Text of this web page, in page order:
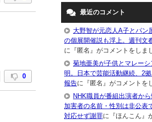
0
最近のコメント
大野智が元恋人A子とパン
の個展開催説も浮上。週刊文
に『匿名』がコメントをしま
菊地亜美が子供とマレー
明。日本で芸能活動継続、2
報告に『匿名』がコメントを
NHK職員が番組出演者から
加害者の名前・性別は非公表
対応せず謝罪に『ほんこん』